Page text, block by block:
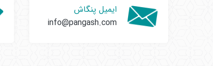
ایمیل پنگاش
info@pangash.com